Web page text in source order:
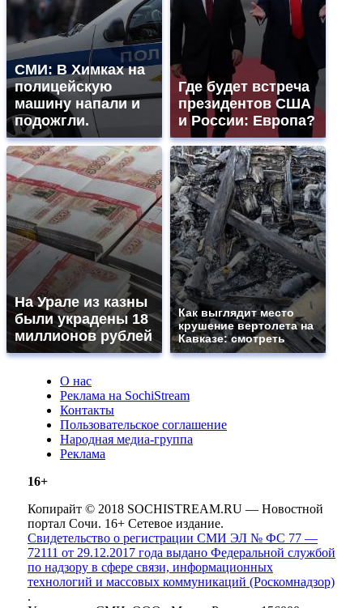
СМИ: В Химках на
полицейскую
машину напали и
подожгли.
Где будет встреча
президентов США
и России: Европа?
На Урале из казны
были украдены 18
миллионов рублей
Как выглядит место
крушение вертолета на
Кавказе: смотреть
О нас
Реклама на SochiStream
Контакты
Пользовательское соглашение
Народная медиа-группа
Реклама
16+
Копирайт © 2018 SOCHISTREAM.RU — Новостной
портал Сочи. 16+ Сетевое издание.
Свидетельство о регистрации СМИ ЭЛ № ФС 77 —
72111 от 29.12.2017 года выдано Федеральной службой
по надзору в сфере связи, информационных
технологий и массовых коммуникаций (Роскомнадзор)
.